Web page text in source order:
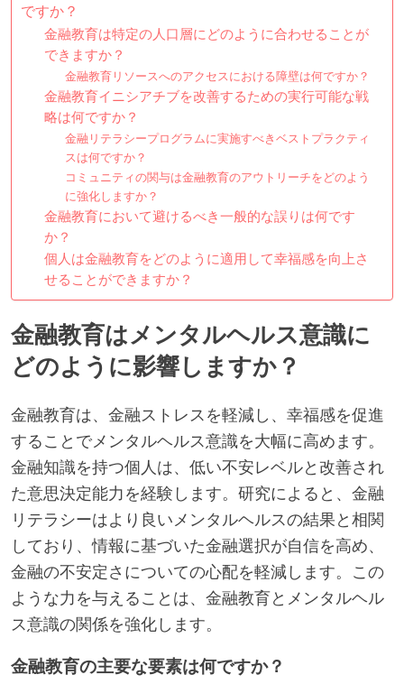
ですか？
金融教育は特定の人口層にどのように合わせることが
できますか？
金融教育リソースへのアクセスにおける障壁は何ですか？
金融教育イニシアチブを改善するための実行可能な戦
略は何ですか？
金融リテラシープログラムに実施すべきベストプラクティ
スは何ですか？
コミュニティの関与は金融教育のアウトリーチをどのよう
に強化しますか？
金融教育において避けるべき一般的な誤りは何です
か？
個人は金融教育をどのように適用して幸福感を向上さ
せることができますか？
金融教育はメンタルヘルス意識に
どのように影響しますか？
金融教育は、金融ストレスを軽減し、幸福感を促進
することでメンタルヘルス意識を大幅に高めます。
金融知識を持つ個人は、低い不安レベルと改善され
た意思決定能力を経験します。研究によると、金融
リテラシーはより良いメンタルヘルスの結果と相関
しており、情報に基づいた金融選択が自信を高め、
金融の不安定さについての心配を軽減します。この
ような力を与えることは、金融教育とメンタルヘル
ス意識の関係を強化します。
金融教育の主要な要素は何ですか？